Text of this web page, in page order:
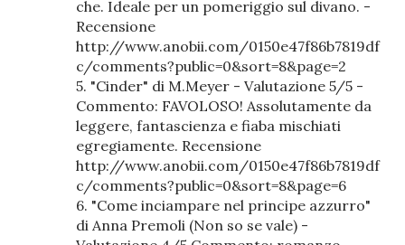
che. Ideale per un pomeriggio sul divano. -
Recensione
http://www.anobii.com/0150e47f86b7819df
c/comments?public=0&sort=8&page=2
5. "Cinder" di M.Meyer - Valutazione 5/5 -
Commento: FAVOLOSO! Assolutamente da
leggere, fantascienza e fiaba mischiati
egregiamente. Recensione
http://www.anobii.com/0150e47f86b7819df
c/comments?public=0&sort=8&page=6
6. "Come inciampare nel principe azzurro"
di Anna Premoli (Non so se vale) -